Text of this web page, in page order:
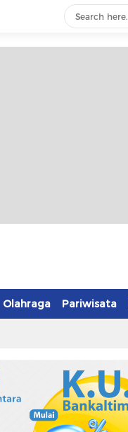
Olahraga Pariwisata